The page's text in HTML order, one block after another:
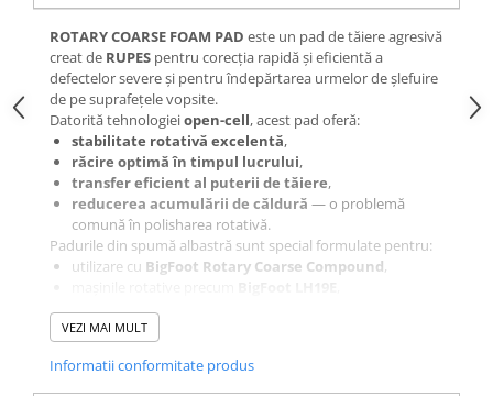
ROTARY COARSE FOAM PAD este un pad de tăiere agresivă
creat de RUPES pentru corecția rapidă și eficientă a
defectelor severe și pentru îndepărtarea urmelor de șlefuire
de pe suprafețele vopsite.
Datorită tehnologieiopen-cell, acest pad oferă:
stabilitate rotativă excelentă,
răcire optimă în timpul lucrului,
transfer eficient al puterii de tăiere,
reducerea acumulării de căldură — o problemă
comună în polisharea rotativă.
Padurile din spumă albastră sunt special formulate pentru:
utilizare cu BigFoot Rotary Coarse Compound,
corecții grele, oxidare puternică, lac dur sau suprafețe cu
defecte severe.
Formulă complet nouă de
spumă
VEZI MAI MULT
Informatii conformitate produs